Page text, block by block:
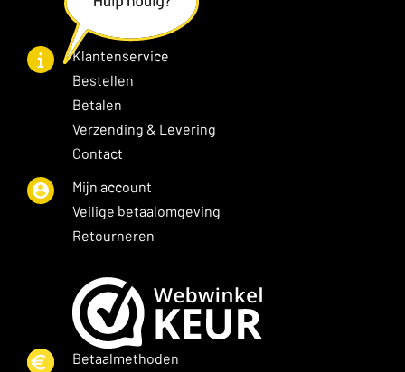
Klantenservice
Bestellen
Betalen
Verzending & Levering
Contact
Mijn account
Veilige betaalomgeving
Retourneren
Betaalmethoden